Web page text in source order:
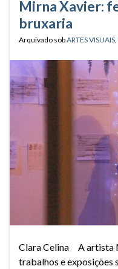
Mirna Xavier:
bruxaria
Arquivado sobARTES VISUAIS
Clara Celina A artista
trabalhos e exposições